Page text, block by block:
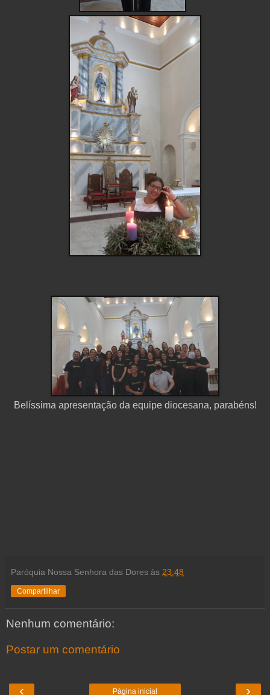
Belíssima apresentação da equipe diocesana, parabéns!
Paróquia Nossa Senhora das Dores às 23:48
Compartilhar
Nenhum comentário:
Postar um comentário
‹ ›
Página inicial